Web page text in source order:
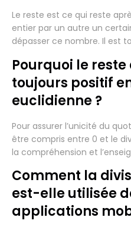
Le reste est ce qui reste
entier par un autre un
dépasser ce nombre. Il est
Pourquoi le
toujours positif
euclidienne ?
Pour assurer l’unicité du
être compris entre 0 et le
la compréhension et
Comment la
est-elle utilisée
applications